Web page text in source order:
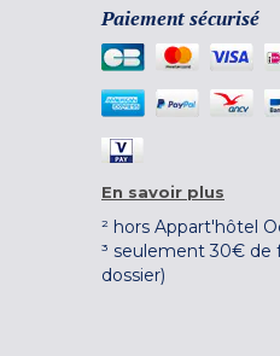
Paiement sécurisé
En savoir plus
² hors Appart'hôtel
³ seulement 30€ de
dossier)